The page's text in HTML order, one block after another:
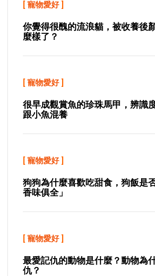
[ 寵物愛好]
你覺得很醜的流浪貓，被收養後
麼樣了？
[ 寵物愛好]
很早成觀賞魚的珍珠馬甲，辨識
跟小魚混養
[ 寵物愛好]
狗狗為什麼喜歡吃甜食，狗飯是
香味俱全」
[ 寵物愛好]
最愛記仇的動物是什麼？動物為
仇？